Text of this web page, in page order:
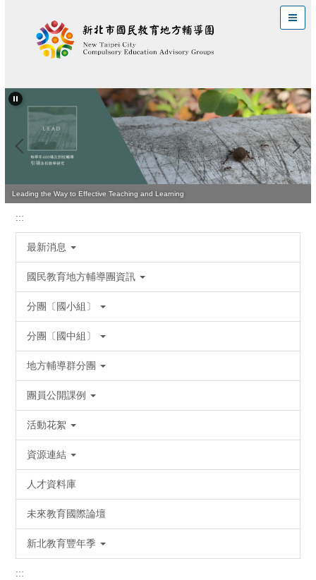
區
Leading the Way to Effective Teaching and Learning
:::
最新消息
國民教育地方輔導團資訊
分團〔國小組〕
分團〔國中組〕
地方輔導群分團
團員公開課例
活動花絮
資源連結
人才資料庫
未來教育國際論壇
新北教育豐年季
:::